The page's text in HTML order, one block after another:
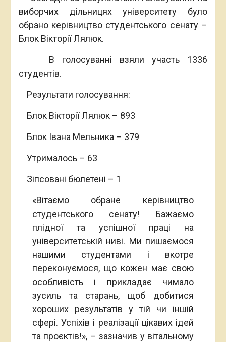
виборчих дільницях університету було
обрано керівництво студентського сенату –
Блок Вікторії Лялюк.
В голосуванні взяли участь 1336
студентів.
Результати голосування:
Блок Вікторії Лялюк – 893
Блок Івана Мельника – 379
Утрималось – 63
Зіпсовані бюлетені – 1
«Вітаємо обране керівництво
студентського сенату! Бажаємо
плідної та успішної праці на
університетській ниві. Ми пишаємося
нашими студентами і вкотре
переконуємося, що кожен має свою
особливість і прикладає чимало
зусиль та старань, щоб добитися
хороших результатів у тій чи іншій
сфері. Успіхів і реалізації цікавих ідей
та проєктів!», – зазначив у вітальному